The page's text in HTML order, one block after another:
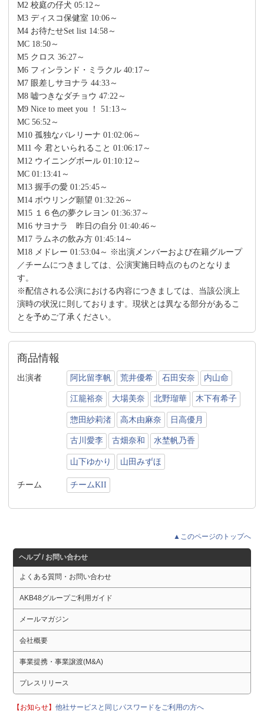
M2 校庭の仔犬 05:12～
M3 ディスコ保健室 10:06～
M4 お待たせSet list 14:58～
MC 18:50～
M5 クロス 36:27～
M6 フィンランド・ミラクル 40:17～
M7 眼差しサヨナラ 44:33～
M8 嘘つきなダチョウ 47:22～
M9 Nice to meet you ！ 51:13～
MC 56:52～
M10 孤独なバレリーナ 01:02:06～
M11 今 君といられること 01:06:17～
M12 ウイニングボール 01:10:12～
MC 01:13:41～
M13 握手の愛 01:25:45～
M14 ボウリング願望 01:32:26～
M15 １６色の夢クレヨン 01:36:37～
M16 サヨナラ 昨日の自分 01:40:46～
M17 ラムネの飲み方 01:45:14～
M18 メドレー 01:53:04～ ※出演メンバーおよび在籍グループ
／チームにつきましては、公演実施日時点のものとなりま
す。
※配信される公演における内容につきましては、当該公演上
演時の状況に則しております。現状とは異なる部分があるこ
とを予めご了承ください。
商品情報
出演者 阿比留李帆 荒井優希 石田安奈 内山命
江籠裕奈 大場美奈 北野瑠華 木下有希子
惣田紗莉渚 高木由麻奈 日高優月
古川愛李 古畑奈和 水埜帆乃香
山下ゆかり 山田みずほ
チーム チームKII
▲このページのトップへ
ヘルプ / お問い合わせ
よくある質問・お問い合わせ
AKB48グループご利用ガイド
メールマガジン
会社概要
事業提携・事業譲渡(M&A)
プレスリリース
【お知らせ】他社サービスと同じパスワードをご利用の方へ